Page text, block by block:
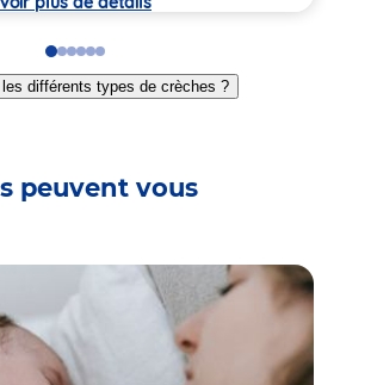
Go
to
slide
Go
to
slide
Go
to
slide
Go
to
slide
Go
to
slide
Go
to
slide
différents types de crèches ?
peuvent vous